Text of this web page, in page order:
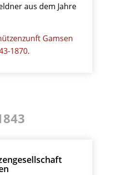
aus dem Jahre
Gamsen
1870.